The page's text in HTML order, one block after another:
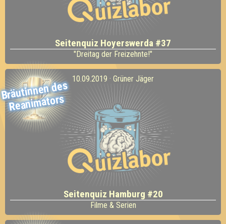
Seitenquiz Hoyerswerda #37
"Dreitag der Freizehnte!"
Bräutinnen des
Reani
mators
10.09.2019 · Grüner Jäger
Seitenquiz Hamburg #20
Filme & Serien